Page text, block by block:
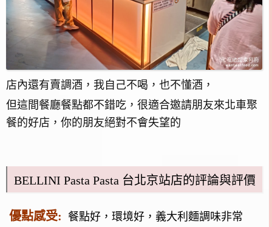
店內還有賣調酒，我自己不喝，也不懂酒，
但這間餐廳餐點都不錯吃，很適合邀請朋友來北車聚
餐的好店，你的朋友絕對不會失望的
BELLINI Pasta Pasta 台北京站店的評論與評價
優點感受: 餐點好，環境好，義大利麵調味非常